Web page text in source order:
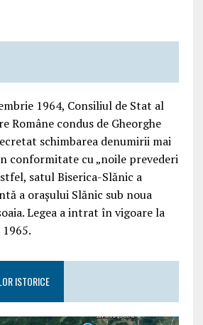
1964, Consiliul de Stat al
Române condus de Gheorghe
schimbarea denumirii mai
conformitate cu „noile prevederi
satul Biserica-Slănic a
a orașului Slănic sub noua
Legea a intrat în vigoare la
ISTORICE